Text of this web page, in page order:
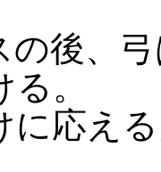
後、
。
応え